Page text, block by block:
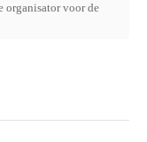
organisator voor de